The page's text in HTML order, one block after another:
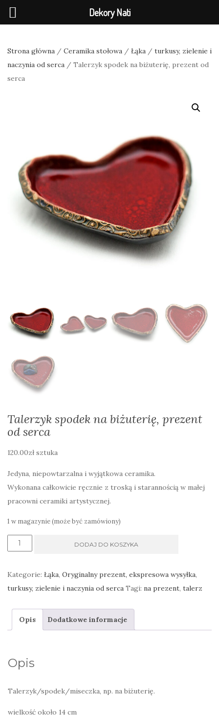
Strona główna / Ceramika stołowa / Łąka / turkusy, zielenie i
naczynia od serca / Talerzyk spodek na biżuterię, prezent od
serca
Talerzyk spodek na biżuterię, prezent
od serca
120.00zł sztuka
Jedyna, niepowtarzalna i wyjątkowa ceramika.
Wykonana całkowicie ręcznie z troską i starannością w małej
pracowni ceramiki artystycznej.
1 w magazynie (może być zamówiony)
ilość
prezent
DODAJ DO KOSZYKA
Kategorie: Łąka, Oryginalny prezent, ekspresowa wysyłka,
turkusy, zielenie i naczynia od serca Tagi: na prezent, talerz
Opis Dodatkowe informacje
Opis
Talerzyk/spodek/miseczka, np. na biżuterię.
wielkość około 14 cm
Dekory Nati